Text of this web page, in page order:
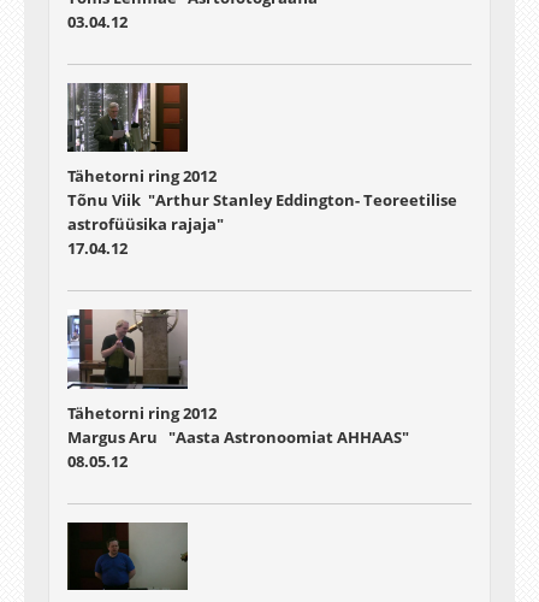
03.04.12
Tähetorni ring 2012
Tõnu Viik "Arthur Stanley Eddington- Teoreetilise
astrofüüsika rajaja"
17.04.12
Tähetorni ring 2012
Margus Aru "Aasta Astronoomiat AHHAAS"
08.05.12